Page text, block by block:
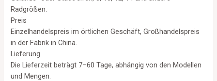
Radgrößen.
Preis
Einzelhandelspreis im örtlichen Geschäft, Großhandelspreis
in der Fabrik in China.
Lieferung
Die Lieferzeit beträgt 7–60 Tage, abhängig von den Modellen
und Mengen.